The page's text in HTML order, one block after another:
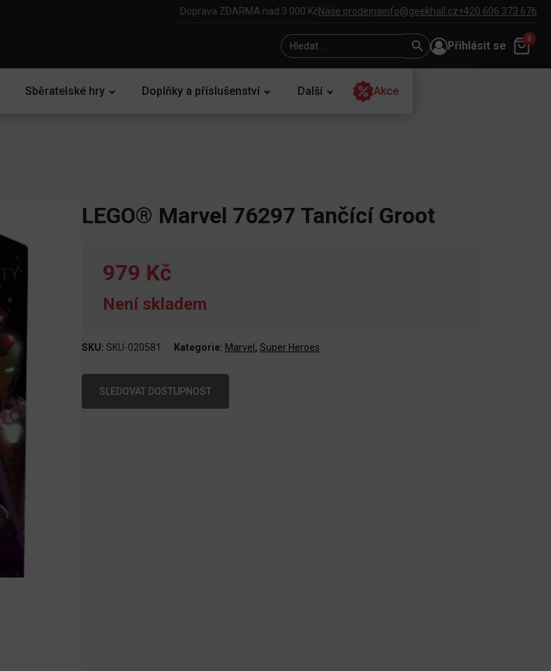
Doprava ZDARMA nad 3 000 KčNaše prodejnainfo@geekhall.cz+420 606 373 676
Search
for:
Search
Button
Přihlásit se
0
Sběratelské hry Doplňky a příslušenství Další Akce
LEGO® Marvel 76297 Tančící Groot
979 Kč
Není skladem
SKU: SKU-020581 Kategorie: Marvel , Super Heroes
SLEDOVAT DOSTUPNOST